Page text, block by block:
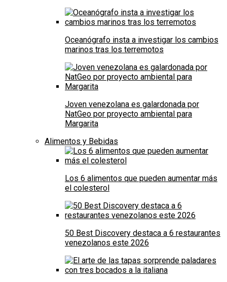
Oceanógrafo insta a investigar los cambios
marinos tras los terremotos
Joven venezolana es galardonada por
NatGeo por proyecto ambiental para
Margarita
Alimentos y Bebidas
Los 6 alimentos que pueden aumentar más
el colesterol
50 Best Discovery destaca a 6 restaurantes
venezolanos este 2026